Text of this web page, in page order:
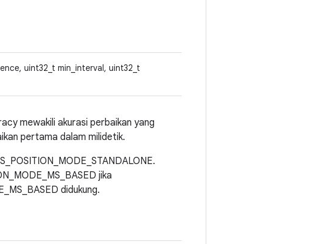
uint32_t min_interval, uint32_t
mewakili akurasi perbaikan yang
pertama dalam milidetik.
jika
didukung.